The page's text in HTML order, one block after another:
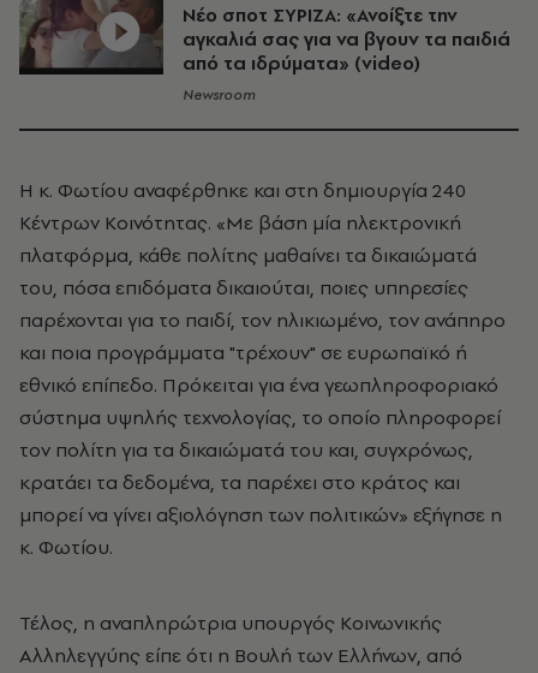
Νέο σποτ ΣΥΡΙΖΑ: «Ανοίξτε την
αγκαλιά σας για να βγουν τα παιδιά
από τα ιδρύματα» (video)
Newsroom
Η κ. Φωτίου αναφέρθηκε και στη δημιουργία 240
Κέντρων Κοινότητας. «Με βάση μία ηλεκτρονική
πλατφόρμα, κάθε πολίτης μαθαίνει τα δικαιώματά
του, πόσα επιδόματα δικαιούται, ποιες υπηρεσίες
παρέχονται για το παιδί, τον ηλικιωμένο, τον ανάπηρο
και ποια προγράμματα "τρέχουν" σε ευρωπαϊκό ή
εθνικό επίπεδο. Πρόκειται για ένα γεωπληροφοριακό
σύστημα υψηλής τεχνολογίας, το οποίο πληροφορεί
τον πολίτη για τα δικαιώματά του και, συγχρόνως,
κρατάει τα δεδομένα, τα παρέχει στο κράτος και
μπορεί να γίνει αξιολόγηση των πολιτικών» εξήγησε η
κ. Φωτίου.
Τέλος, η αναπληρώτρια υπουργός Κοινωνικής
Αλληλεγγύης είπε ότι η Βουλή των Ελλήνων, από